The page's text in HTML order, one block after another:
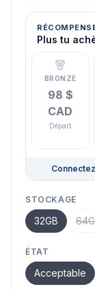
Plus tu
BRONZE
98 $
CAD
Départ
STOCKAGE
32GB
ÉTAT
Acceptable